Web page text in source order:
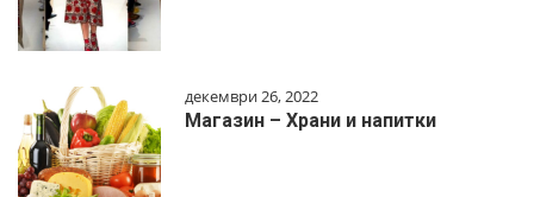
декември 26, 2022
Магазин – Храни и напитки